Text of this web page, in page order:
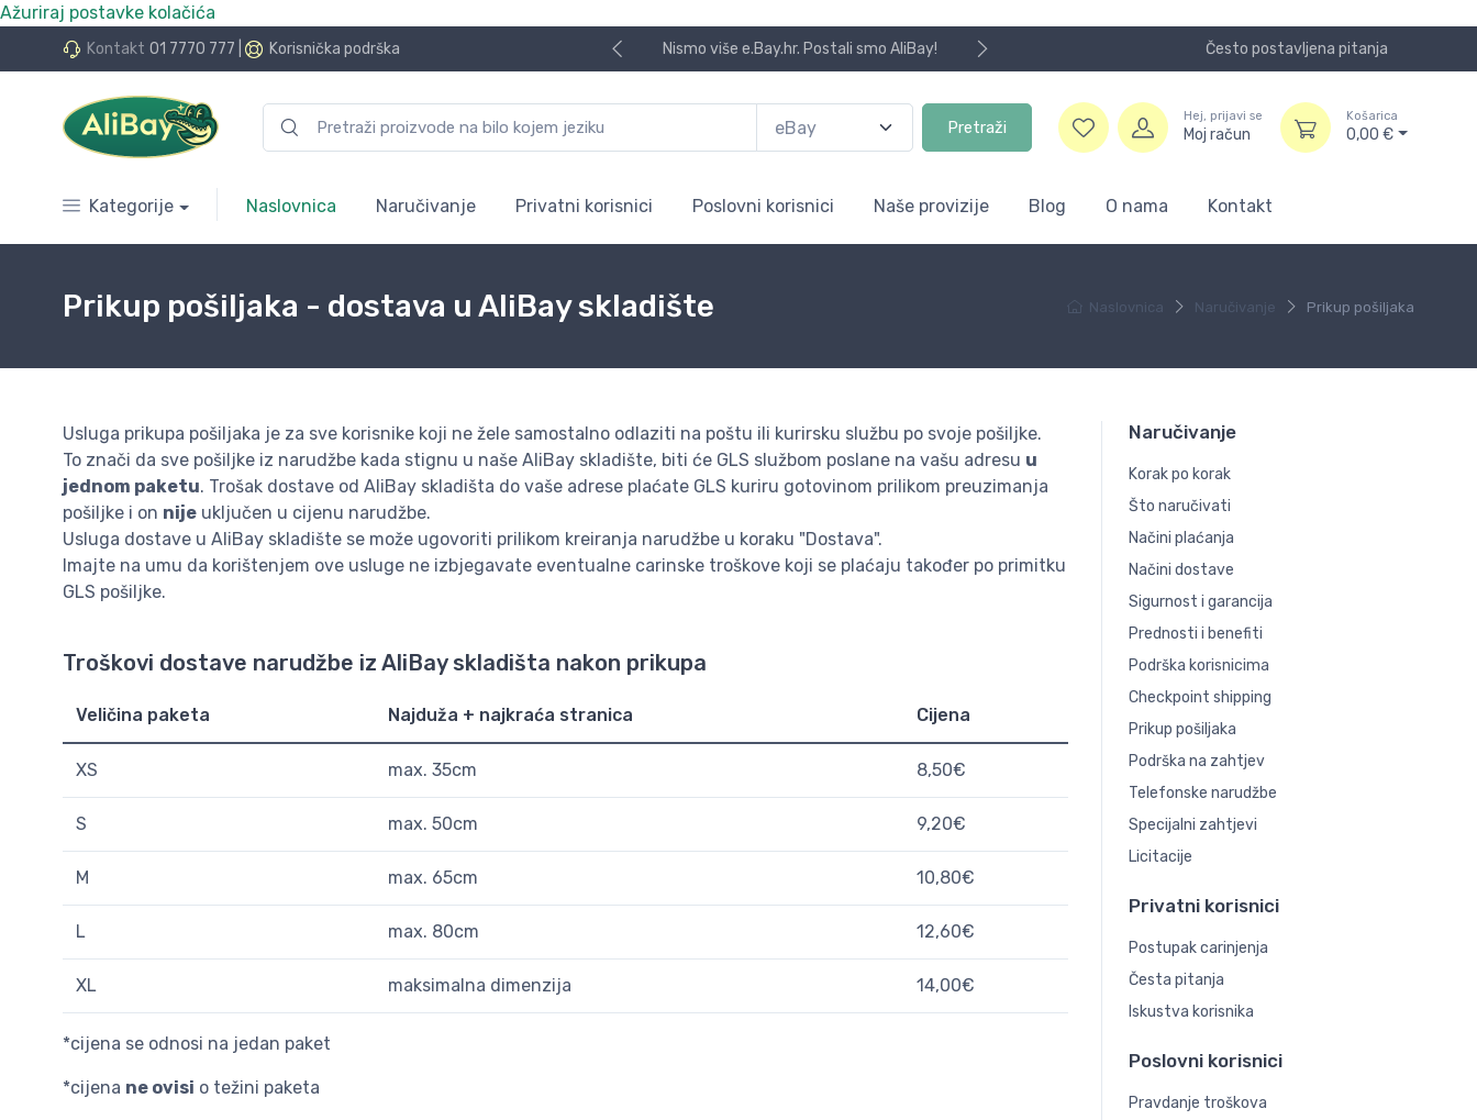
Ažuriraj postavke kolačića
Kontakt 01 7770 777 Korisnička podrška
24 rate bez kamata Nismo više e.Bay.hr. Postali smo AliBay! Često postavljena pitanja
Pretraži
Hej, prijavi se
Moj račun
Košarica
0,00 €
Kategorije Naslovnica Naručivanje Privatni korisnici Poslovni korisnici Naše provizije Blog O nama Kontakt
Naslovnica Naručivanje Prikup pošiljaka
Prikup pošiljaka - dostava u AliBay skladište
Usluga prikupa pošiljaka je za sve korisnike koji ne žele samostalno odlaziti na poštu ili kurirsku službu po svoje pošiljke.
To znači da sve pošiljke iz narudžbe kada stignu u naše AliBay skladište, biti će GLS službom poslane na vašu adresu u
jednom paketu. Trošak dostave od AliBay skladišta do vaše adrese plaćate GLS kuriru gotovinom prilikom preuzimanja
pošiljke i on nije uključen u cijenu narudžbe.
Usluga dostave u AliBay skladište se može ugovoriti prilikom kreiranja narudžbe u koraku "Dostava".
Imajte na umu da korištenjem ove usluge ne izbjegavate eventualne carinske troškove koji se plaćaju također po primitku
GLS pošiljke.
Troškovi dostave narudžbe iz AliBay skladišta nakon prikupa
Veličina paketa Najduža + najkraća stranica Cijena
XS max. 35cm 8,50€
S max. 50cm 9,20€
M max. 65cm 10,80€
L max. 80cm 12,60€
XL maksimalna dimenzija 14,00€
*cijena se odnosi na jedan paket
*cijena ne ovisi o težini paketa
Naručivanje
Korak po korak
Što naručivati
Načini plaćanja
Načini dostave
Sigurnost i garancija
Prednosti i benefiti
Podrška korisnicima
Checkpoint shipping
Prikup pošiljaka
Podrška na zahtjev
Telefonske narudžbe
Specijalni zahtjevi
Licitacije
Privatni korisnici
Postupak carinjenja
Česta pitanja
Iskustva korisnika
Poslovni korisnici
Pravdanje troškova